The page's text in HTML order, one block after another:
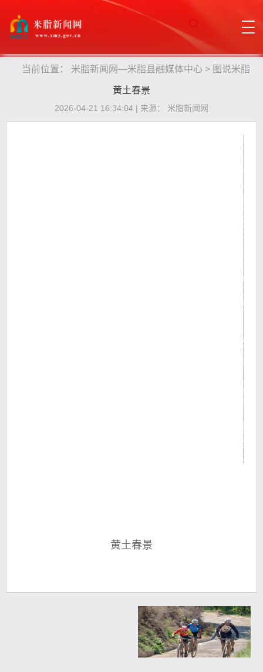
当前位置： 米脂新闻网—米脂县融媒体中心 > 图说米脂
黄土春景
2026-04-21 16:34:04 | 来源： 米脂新闻网
黄土春景